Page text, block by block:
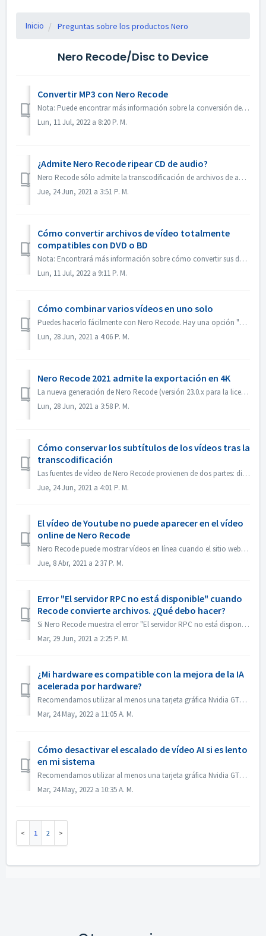
Inicio Preguntas sobre los productos Nero
Nero Recode/Disc to Device
Convertir MP3 con Nero Recode
Nota: Puede encontrar más información sobre la conversión de audio a MP3 en el siguiente enlace: Conversión de audio a MP3 Haga clic en el siguiente enlace...
Lun, 11 Jul, 2022 a 8:20 P. M.
¿Admite Nero Recode ripear CD de audio?
Nero Recode sólo admite la transcodificación de archivos de audio. El ripeo de CDs de audio no está disponible. Si necesita ripear CDs, utilice la aplicació...
Jue, 24 Jun, 2021 a 3:51 P. M.
Cómo convertir archivos de vídeo totalmente
compatibles con DVD o BD
Nota: Encontrará más información sobre cómo convertir sus datos a un disco duro externo en el siguiente enlace: Convertir datos a un disco duro externo ...
Lun, 11 Jul, 2022 a 9:11 P. M.
Cómo combinar varios vídeos en uno solo
Puedes hacerlo fácilmente con Nero Recode. Hay una opción "Combinar vídeos en un solo archivo". Si la seleccionas, todos los vídeos se combinarán ...
Lun, 28 Jun, 2021 a 4:06 P. M.
Nero Recode 2021 admite la exportación en 4K
La nueva generación de Nero Recode (versión 23.0.x para la licencia permanente de Nero 2021, y 23.5.x para la licencia de suscripción de Nero) admite la exp...
Lun, 28 Jun, 2021 a 3:58 P. M.
Cómo conservar los subtítulos de los vídeos tras la
transcodificación
Las fuentes de vídeo de Nero Recode provienen de dos partes: disco y archivo de vídeo individual. 1) Disco como fuente: Según las especificaciones del DVD...
Jue, 24 Jun, 2021 a 4:01 P. M.
El vídeo de Youtube no puede aparecer en el vídeo
online de Nero Recode
Nero Recode puede mostrar vídeos en línea cuando el sitio web es capaz de almacenar en caché los vídeos en el disco duro local durante la reproducción. Sin ...
Jue, 8 Abr, 2021 a 2:37 P. M.
Error "El servidor RPC no está disponible" cuando
Recode convierte archivos. ¿Qué debo hacer?
Si Nero Recode muestra el error "El servidor RPC no está disponible" al convertir los archivos, ¿podría probar los siguientes pasos? 1. Deselecci...
Mar, 29 Jun, 2021 a 2:25 P. M.
¿Mi hardware es compatible con la mejora de la IA
acelerada por hardware?
Recomendamos utilizar al menos una tarjeta gráfica Nvidia GTX 970 o AMD Radeon R9 390 para la mejora de IA de vídeo acelerada por hardware de archivos fuent...
Mar, 24 May, 2022 a 11:05 A. M.
Cómo desactivar el escalado de vídeo AI si es lento
en mi sistema
Recomendamos utilizar al menos una tarjeta gráfica Nvidia GTX 970 o AMD Radeon R9 390 para la conversión de vídeo acelerada por hardware de archivos fuente ...
Mar, 24 May, 2022 a 10:35 A. M.
1 2